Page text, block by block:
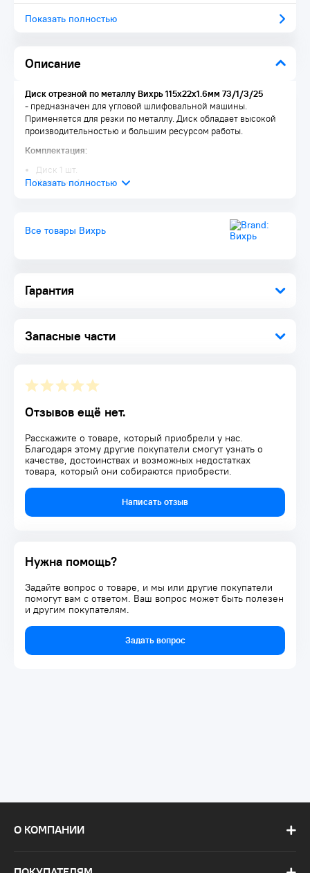
Описание
Гарантия
Запасные части
Показать полностью
Диск отрезной по металлу Вихрь 115х22х1.6мм 73/1/3/25
- предназначен для угловой шлифовальной машины.
Применяется для резки по металлу. Диск обладает высокой
производительностью и большим ресурсом работы.
Комплектация:
Диск 1 шт.
Упаковка 1 шт.
Все товары Вихрь
Отзывов ещё нет.
Расскажите о товаре, который приобрели у нас.
Благодаря этому другие покупатели смогут узнать о
качестве, достоинствах и возможных недостатках
товара, который они собираются приобрести.
Написать отзыв
Нужна помощь?
Задайте вопрос о товаре, и мы или другие покупатели
помогут вам с ответом. Ваш вопрос может быть полезен
и другим покупателям.
Задать вопрос
О КОМПАНИИ